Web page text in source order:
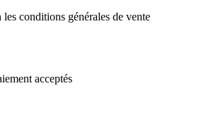
conditions générales de vente
acceptés